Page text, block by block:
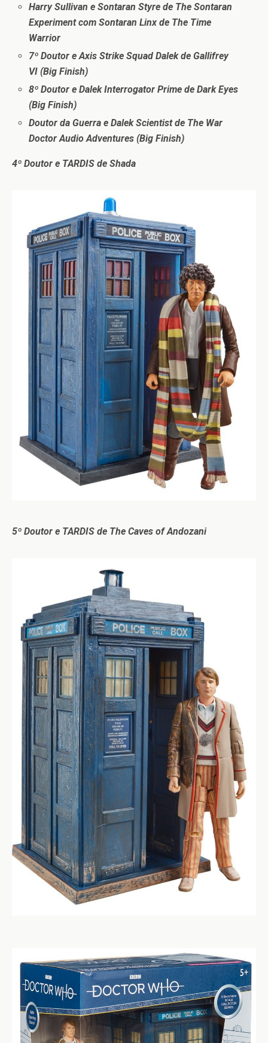
Harry Sullivan e Sontaran Styre de The Sontaran
Experiment com Sontaran Linx de The Time
Warrior
7º Doutor e Axis Strike Squad Dalek de Gallifrey
VI (Big Finish)
8º Doutor e Dalek Interrogator Prime de Dark Eyes
(Big Finish)
Doutor da Guerra e Dalek Scientist de The War
Doctor Audio Adventures (Big Finish)
4º Doutor e TARDIS de Shada
5º Doutor e TARDIS de The Caves of Andozani